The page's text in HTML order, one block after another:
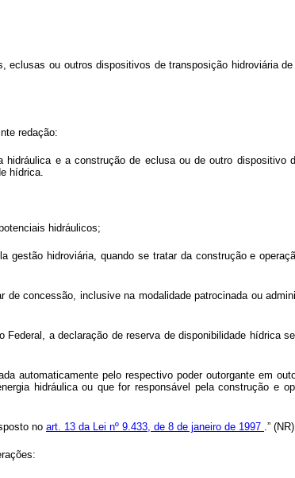
eclusas ou outros dispositivos de transposição hidroviária
redação:
e a construção de eclusa ou de outro dispositivo
hídrica.
hidráulicos;
gestão hidroviária, quando se tratar da construção e
de concessão, inclusive na modalidade patrocinada ou
a declaração de reserva de disponibilidade hídrica
automaticamente pelo respectivo poder outorgante em
hidráulica ou que for responsável pela construção e
no art. 13 da Lei nº 9.433, de 8 de janeiro de 1997 .” (NR)